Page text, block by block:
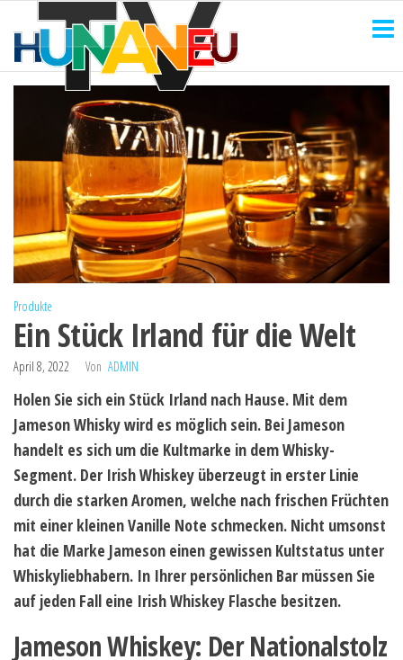
Inhalt
springen
Produkte
Ein Stück Irland für die Welt
April 8, 2022 Von ADMIN
Holen Sie sich ein Stück Irland nach Hause. Mit dem
Jameson Whisky wird es möglich sein. Bei Jameson
handelt es sich um die Kultmarke in dem Whisky-
Segment. Der Irish Whiskey überzeugt in erster Linie
durch die starken Aromen, welche nach frischen Früchten
mit einer kleinen Vanille Note schmecken. Nicht umsonst
hat die Marke Jameson einen gewissen Kultstatus unter
Whiskyliebhabern. In Ihrer persönlichen Bar müssen Sie
auf jeden Fall eine Irish Whiskey Flasche besitzen.
Jameson Whiskey: Der Nationalstolz